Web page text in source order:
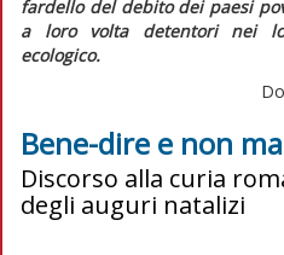
fardello del debito dei paesi
a loro volta detentori nei
ecologico.
Bene-dire e non
Discorso alla curia
degli auguri natalizi